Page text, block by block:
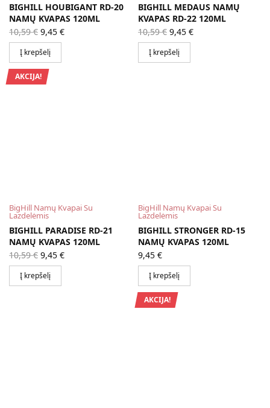
BIGHILL HOUBIGANT RD-20
NAMŲ KVAPAS 120ML
10,59€ Original
price
was:
10,59 €.
9,45 €Current
Į krepšelį
BIGHILL MEDAUS NAMŲ
KVAPAS RD-22 120ML
10,59€ Original
price
was:
10,59 €.
9,45 €Current
Į krepšelį
AKCIJA!
BigHill Namų Kvapai Su
Lazdelėmis
BIGHILL PARADISE RD-21
NAMŲ KVAPAS 120ML
10,59€ Original
price
was:
10,59 €.
9,45 €Current
Į krepšelį
BigHill Namų Kvapai Su
Lazdelėmis
BIGHILL STRONGER RD-15
NAMŲ KVAPAS 120ML
9,45 €
Į krepšelį
AKCIJA!